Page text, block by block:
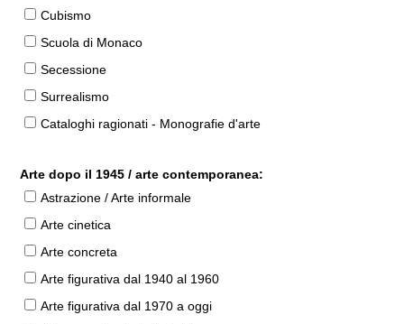
Cubismo
Scuola di Monaco
Secessione
Surrealismo
Cataloghi ragionati - Monografie d'arte
Arte dopo il 1945 / arte contemporanea:
Astrazione / Arte informale
Arte cinetica
Arte concreta
Arte figurativa dal 1940 al 1960
Arte figurativa dal 1970 a oggi